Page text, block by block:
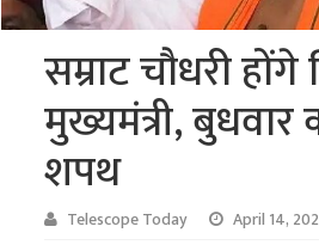
सम्राट चौधरी
मुख्यमंत्री,
शपथ
Telescope Today April 14,